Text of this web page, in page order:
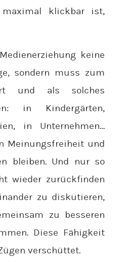
klickbar ist,
keine
sondern muss zum
und als solches
in Kindergärten,
in Unternehmen…
Meinungsfreiheit und
bleiben. Und nur so
wieder zurückfinden
zu diskutieren,
zu besseren
Diese Fähigkeit
verschüttet.